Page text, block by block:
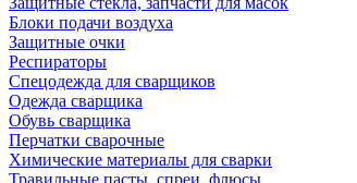
Блоки подачи воздуха
Защитные очки
Респираторы
Спецодежда для сварщиков
Одежда сварщика
Обувь сварщика
Перчатки сварочные
Химические материалы для сварки
Травильные пасты, спреи, флюсы